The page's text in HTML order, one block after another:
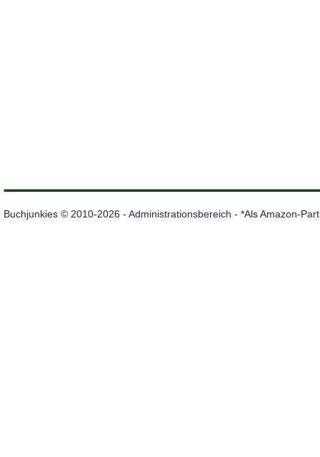
Buchjunkies © 2010-2026 - Administrationsbereich - *Als Amazon-